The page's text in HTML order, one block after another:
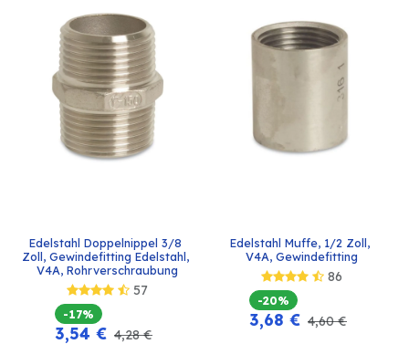
Edelstahl Doppelnippel 3/8
Zoll, Gewindefitting Edelstahl,
V4A, Rohrverschraubung
57
-17%
3,54 € 4,28€
Edelstahl Muffe, 1/2 Zoll,
V4A, Gewindefitting
86
-20%
3,68 € 4,60€